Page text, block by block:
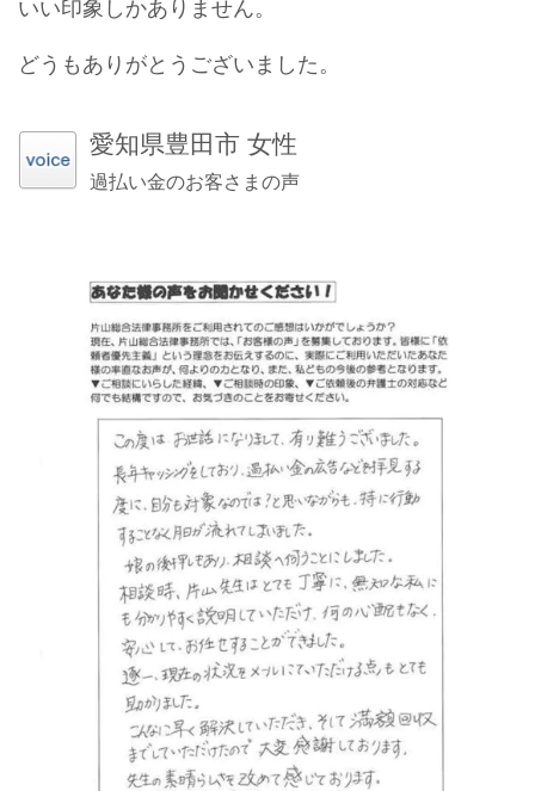
いい印象しかありません。
どうもありがとうございました。
愛知県豊田市 女性
過払い金のお客さまの声